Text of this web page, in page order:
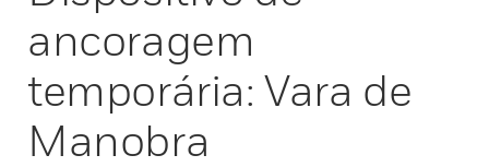
ancoragem
temporária: Vara de
Manobra